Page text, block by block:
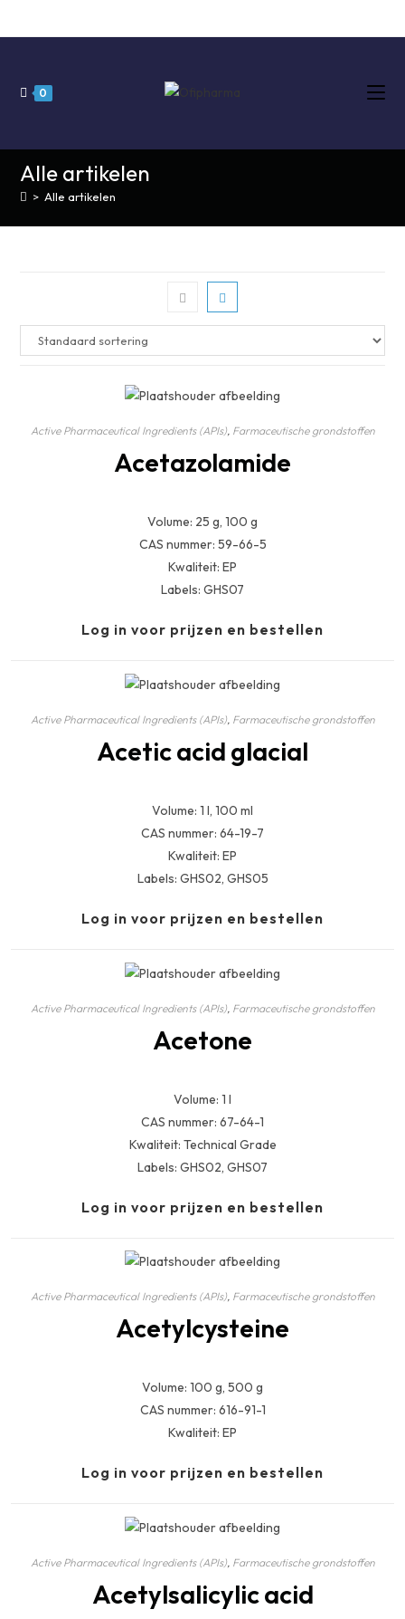
0
Alle artikelen
> Alle artikelen
Active Pharmaceutical Ingredients (APIs), Farmaceutische grondstoffen
Acetazolamide
Volume: 25 g, 100 g
CAS nummer: 59-66-5
Kwaliteit: EP
Labels: GHS07
Log in voor prijzen en bestellen
Active Pharmaceutical Ingredients (APIs), Farmaceutische grondstoffen
Acetic acid glacial
Volume: 1 l, 100 ml
CAS nummer: 64-19-7
Kwaliteit: EP
Labels: GHS02, GHS05
Log in voor prijzen en bestellen
Active Pharmaceutical Ingredients (APIs), Farmaceutische grondstoffen
Acetone
Volume: 1 l
CAS nummer: 67-64-1
Kwaliteit: Technical Grade
Labels: GHS02, GHS07
Log in voor prijzen en bestellen
Active Pharmaceutical Ingredients (APIs), Farmaceutische grondstoffen
Acetylcysteine
Volume: 100 g, 500 g
CAS nummer: 616-91-1
Kwaliteit: EP
Log in voor prijzen en bestellen
Active Pharmaceutical Ingredients (APIs), Farmaceutische grondstoffen
Acetylsalicylic acid